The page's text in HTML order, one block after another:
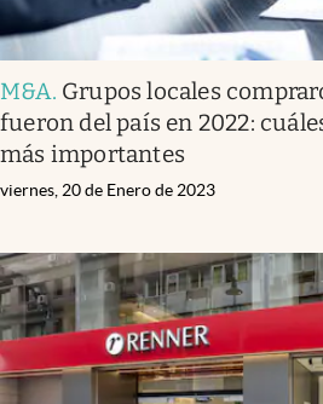
M&A. Grupos locales
fueron del país en 2022:
más importantes
viernes, 20 de Enero de 2023